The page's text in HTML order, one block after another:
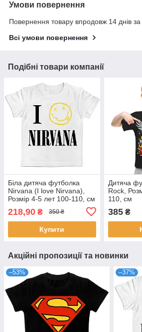
Умови повернення
Повернення товару впродовж 14 днів
Всі умови повернення
Подібні товари компанії
Біла дитяча футболка
Nirvana (I love Nirvana),
Розмір 4-5 лет 100-110, см
218,90 ₴ 350 ₴
Купити
Дитяча
Rock,
110, см
385₴
Акційні пропозиції та новинки
–53% –37%